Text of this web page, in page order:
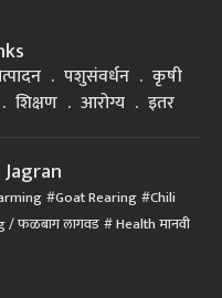
पशुसंवर्धन
कृषी
शिक्षण आरोग्य इतर
Goat Rearing Chili
/ फळबाग लागवड Health मानवी